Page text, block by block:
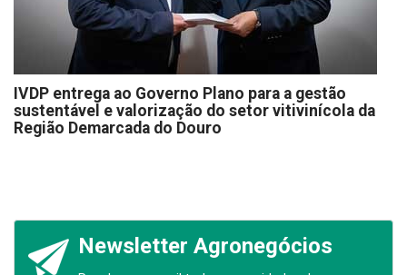
IVDP entrega ao Governo Plano para a gestão
sustentável e valorização do setor vitivinícola da
Região Demarcada do Douro
Newsletter Agronegócios